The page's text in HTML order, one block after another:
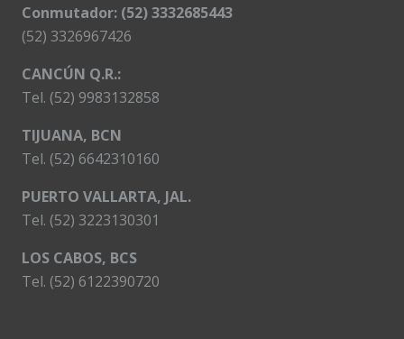
Conmutador: (52) 3332685443
(52) 3326967426
CANCÚN Q.R.:
Tel. (52) 9983132858
TIJUANA, BCN
Tel. (52) 6642310160
PUERTO VALLARTA, JAL.
Tel. (52) 3223130301
LOS CABOS, BCS
Tel. (52) 6122390720